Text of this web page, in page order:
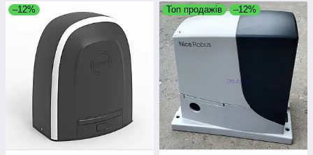
–12% Топ продажів –12%